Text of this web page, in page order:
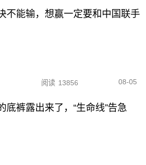
不能输，想赢一定要和中国联手
阅读 13856 08-05
底裤露出来了，“生命线”告急